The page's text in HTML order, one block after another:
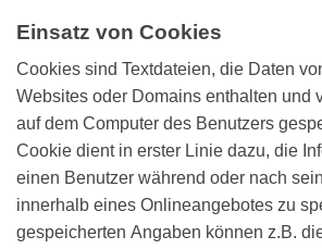
Einsatz von Cookies
Cookies sind Textdateien, die Daten
Websites oder Domains enthalten und
auf dem Computer des Benutzers
Cookie dient in erster Linie dazu, die
einen Benutzer während oder nach
innerhalb eines Onlineangebotes zu
gespeicherten Angaben können z.B.